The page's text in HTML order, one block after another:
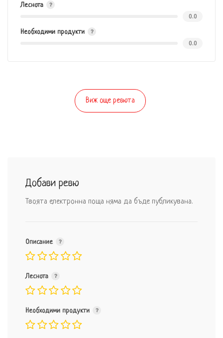
Леснота
0.0
Необходими продукти
0.0
Виж още ревюта
Добави ревю
Твоята електронна поща няма да бъде публикувана.
Описание
Леснота
Необходими продукти